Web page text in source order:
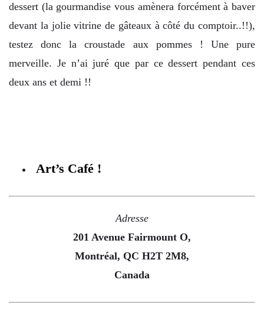
dessert (la gourmandise vous amènera forcément à baver
devant la jolie vitrine de gâteaux à côté du comptoir..!!),
testez donc la croustade aux pommes ! Une pure
merveille. Je n’ai juré que par ce dessert pendant ces
deux ans et demi !!
Art’s Café !
Adresse
201 Avenue Fairmount O,
Montréal, QC H2T 2M8,
Canada